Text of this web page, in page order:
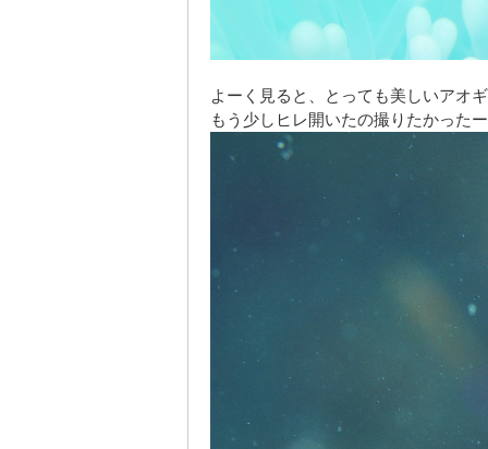
よーく見ると、とっても美しいアオ
もう少しヒレ開いたの撮りたかったー